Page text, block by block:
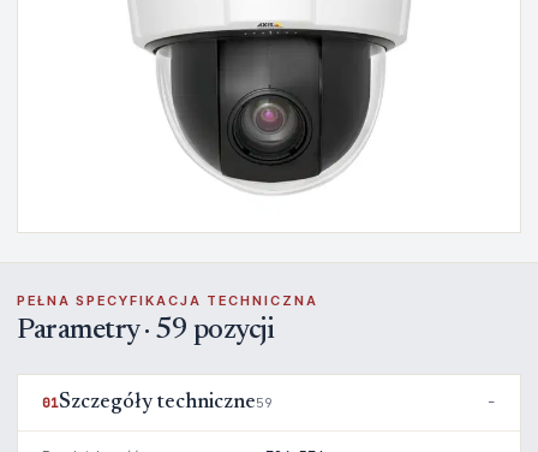
PEŁNA SPECYFIKACJA TECHNICZNA
Parametry · 59 pozycji
01Szczegóły techniczne59